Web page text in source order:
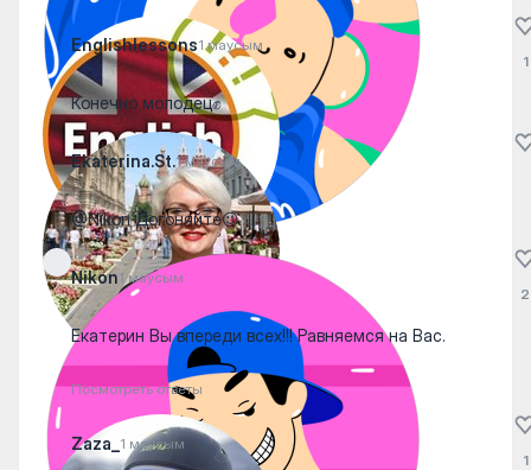
Englishlessons1 маусым
Конечно молодец✊️
1
Ekaterina.St.1 маусым
@Nikon Догоняйте😉
Nikon1 маусым
Екатерин Вы впереди всех!!! Равняемся на Вас.
Посмотреть ответы
2
Zaza_ 1 маусым
1